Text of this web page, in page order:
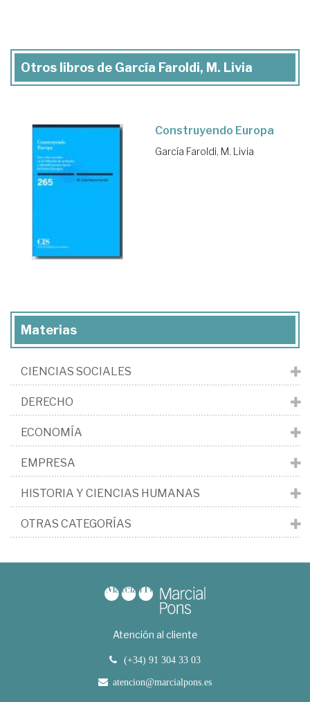
Otros libros de García Faroldi, M. Livia
Construyendo Europa
García Faroldi, M. Livia
Materias
CIENCIAS SOCIALES
DERECHO
ECONOMÍA
EMPRESA
HISTORIA Y CIENCIAS HUMANAS
OTRAS CATEGORÍAS
Atención al cliente
(+34) 91 304 33 03
atencion@marcialpons.es